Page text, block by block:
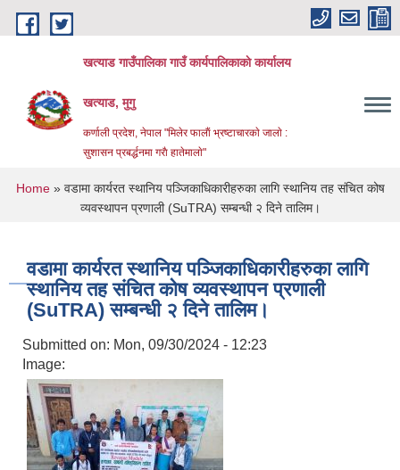
Skip to main content
खत्याड गाउँपालिका गाउँ कार्यपालिकाकाे कार्यालय
खत्याड, मुगु
कर्णाली प्रदेश, नेपाल "मिलेर फालाैं भ्रष्टाचारकाे जालाे :
सुशासन प्रबर्द्धनमा गराै‌ हातेमालाे"
You are here
Home» वडामा कार्यरत स्थानिय पञ्जिकाधिकारीहरुका लागि स्थानिय तह संचित कोष
व्यवस्थापन प्रणाली (SuTRA) सम्बन्धी २ दिने तालिम।
वडामा कार्यरत स्थानिय पञ्जिकाधिकारीहरुका लागि
स्थानिय तह संचित कोष व्यवस्थापन प्रणाली
(SuTRA) सम्बन्धी २ दिने तालिम।
Submitted on: Mon, 09/30/2024 - 12:23
Image: